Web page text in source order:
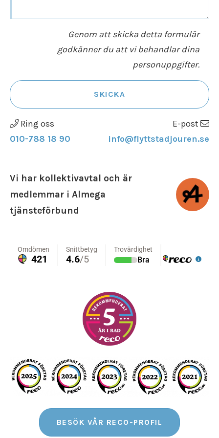
Genom att skicka detta formulär
godkänner du att vi behandlar dina
personuppgifter.
SKICKA
Ring oss
010-788 18 90
E-post
info@flyttstadjouren.se
Vi har kollektivavtal och är
medlemmar i Almega
tjänsteförbund
BESÖK VÅR RECO-PROFIL